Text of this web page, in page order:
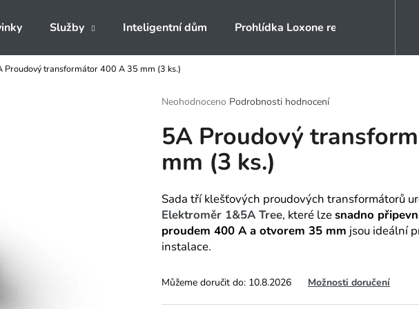
Služby Inteligentní dům Prohlídka Loxone rezidence
Proudový transformátor 400 A 35 mm (3 ks.)
Průměrné
produktu
je
z
hvězdiček.
Neohodnoceno Podrobnosti hodnocení
5A Proudový
mm (3 ks.)
Sada tří klešťových proudových transformátorů
Elektroměr 1&5A Tree, které lzesnadno
proudem 400 A a otvorem 35 mm jsou ideální
instalace.
Můžeme doručit do: 10.8.2026 Možnosti doručení
Co potřebujete najít?
HLEDAT